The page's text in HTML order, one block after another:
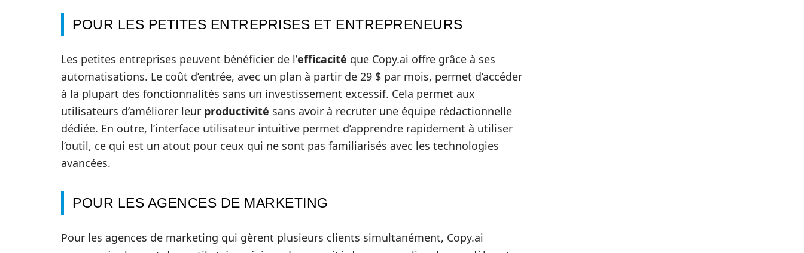
POUR LES PETITES ENTREPRISES ET ENTREPRENEURS
Les petites entreprises peuvent bénéficier de l’efficacité que Copy.ai offre grâce à ses
automatisations. Le coût d’entrée, avec un plan à partir de 29 $ par mois, permet d’accéder
à la plupart des fonctionnalités sans un investissement excessif. Cela permet aux
utilisateurs d’améliorer leur productivité sans avoir à recruter une équipe rédactionnelle
dédiée. En outre, l’interface utilisateur intuitive permet d’apprendre rapidement à utiliser
l’outil, ce qui est un atout pour ceux qui ne sont pas familiarisés avec les technologies
avancées.
POUR LES AGENCES DE MARKETING
Pour les agences de marketing qui gèrent plusieurs clients simultanément, Copy.ai